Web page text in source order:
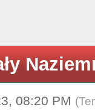
08:20 PM